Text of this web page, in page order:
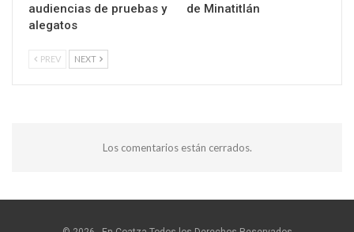
audiencias de pruebas y
alegatos
de Minatitlán
PREV NEXT
Los comentarios están cerrados.